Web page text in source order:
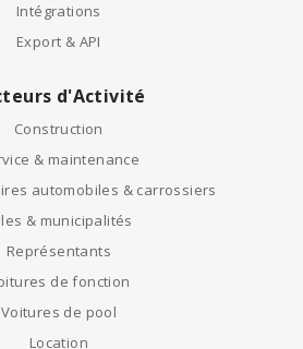
Intégrations
Export & API
d'Activité
Construction
& maintenance
automobiles & carrossiers
& municipalités
Représentants
de fonction
Voitures de pool
Location